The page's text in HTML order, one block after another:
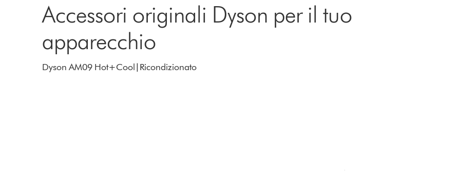
Accessori originali Dyson per il tuo
apparecchio
Dyson AM09 Hot+Cool|Ricondizionato